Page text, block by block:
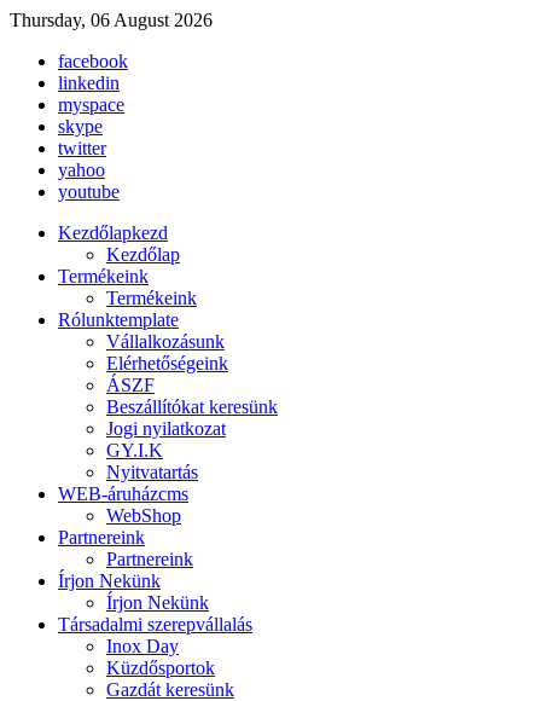
Thursday, 06 August 2026
facebook
linkedin
myspace
skype
twitter
yahoo
youtube
Kezdőlapkezd
Kezdőlap
Termékeink
Termékeink
Rólunktemplate
Vállalkozásunk
Elérhetőségeink
ÁSZF
Beszállítókat keresünk
Jogi nyilatkozat
GY.I.K
Nyitvatartás
WEB-áruházcms
WebShop
Partnereink
Partnereink
Írjon Nekünk
Írjon Nekünk
Társadalmi szerepvállalás
Inox Day
Küzdősportok
Gazdát keresünk